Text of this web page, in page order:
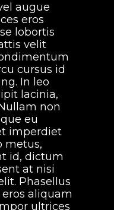
augue
eros
lobortis
velit
cursus id
In leo
lacinia,
non
eu
imperdiet
metus,
id, dictum
at nisi
Phasellus
aliquam
ultrices